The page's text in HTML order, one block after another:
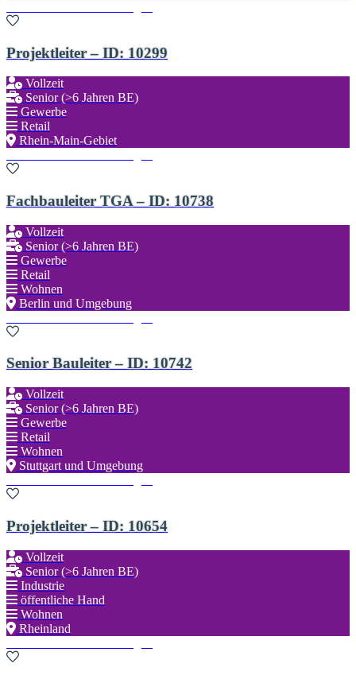
Projektleiter – ID: 10299
Vollzeit
Senior (>6 Jahren BE)
Gewerbe
Retail
Rhein-Main-Gebiet
Fachbauleiter TGA – ID: 10738
Vollzeit
Senior (>6 Jahren BE)
Gewerbe
Retail
Wohnen
Berlin und Umgebung
Senior Bauleiter – ID: 10742
Vollzeit
Senior (>6 Jahren BE)
Gewerbe
Retail
Wohnen
Stuttgart und Umgebung
Projektleiter – ID: 10654
Vollzeit
Senior (>6 Jahren BE)
Industrie
öffentliche Hand
Wohnen
Rheinland